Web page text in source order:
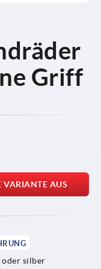
Griff
VARIANTE AUS
oder silber